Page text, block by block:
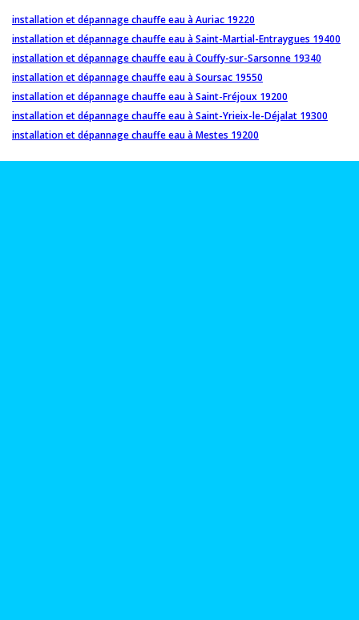
installation et dépannage chauffe eau à Auriac 19220
installation et dépannage chauffe eau à Saint-Martial-Entraygues 19400
installation et dépannage chauffe eau à Couffy-sur-Sarsonne 19340
installation et dépannage chauffe eau à Soursac 19550
installation et dépannage chauffe eau à Saint-Fréjoux 19200
installation et dépannage chauffe eau à Saint-Yrieix-le-Déjalat 19300
installation et dépannage chauffe eau à Mestes 19200